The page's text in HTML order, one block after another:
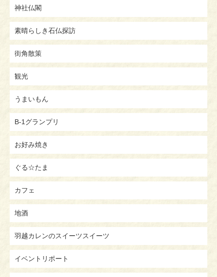
神社仏閣
素晴らしき石仏探訪
街角散策
観光
うまいもん
B-1グランプリ
お好み焼き
ぐる☆たま
カフェ
地酒
羽越カレンのスイーツスイーツ
イベントリポート